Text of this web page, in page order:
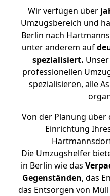
Wir verfügen über
Umzugsbereich und
Berlin nach
unter anderem auf
spezialisiert.
professionellen
spezialisieren, alle
Von der Planung
Einrichtung
Die Umzugshelfer
in Berlin wie das
Gegenständen, das
das Entsorgen von